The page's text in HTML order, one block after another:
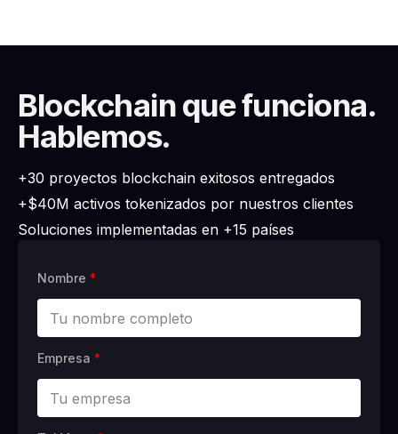
Blockchain que funciona.
Hablemos.
+30 proyectos blockchain exitosos entregados
+$40M activos tokenizados por nuestros clientes
Soluciones implementadas en +15 países
Nombre *
Empresa *